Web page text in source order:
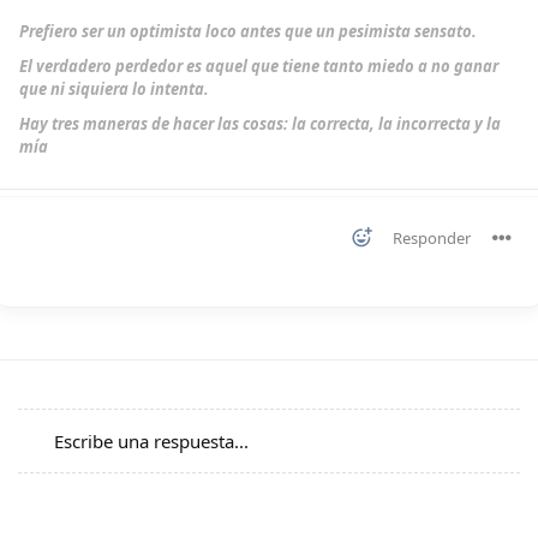
Prefiero ser un optimista loco antes que un pesimista sensato.
El verdadero perdedor es aquel que tiene tanto miedo a no ganar
que ni siquiera lo intenta.
Hay tres maneras de hacer las cosas: la correcta, la incorrecta y la
mía
Responder
Escribe una respuesta...